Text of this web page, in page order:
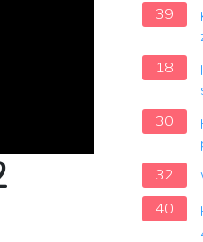
39
18
30
32
40